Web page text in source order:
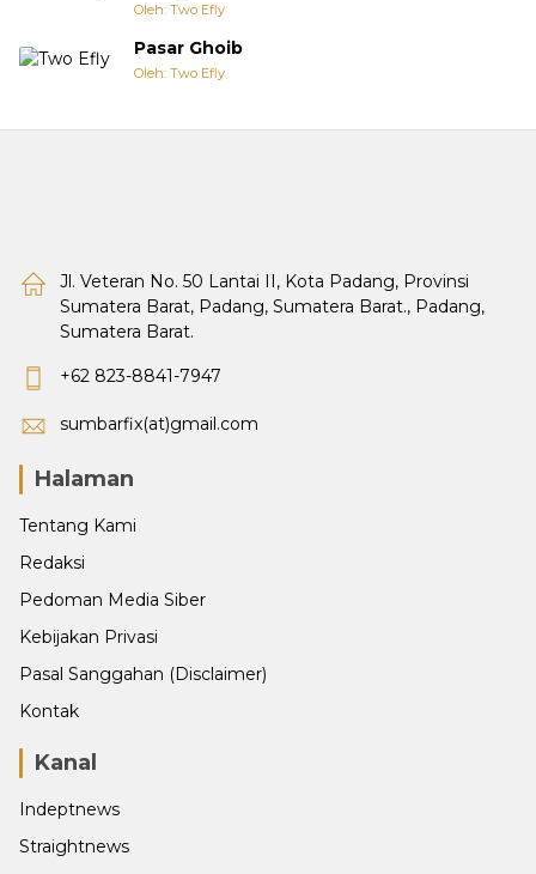
Oleh: Two Efly
Pasar Ghoib
Oleh: Two Efly
Jl. Veteran No. 50 Lantai II, Kota Padang, Provinsi
Sumatera Barat, Padang, Sumatera Barat., Padang,
Sumatera Barat.
+62 823-8841-7947
sumbarfix(at)gmail.com
Halaman
Tentang Kami
Redaksi
Pedoman Media Siber
Kebijakan Privasi
Pasal Sanggahan (Disclaimer)
Kontak
Kanal
Indeptnews
Straightnews